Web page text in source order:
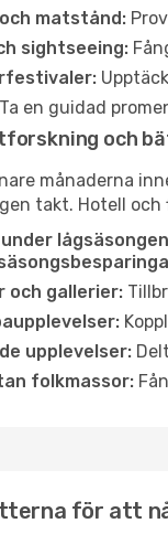
matstånd:
sightseeing:
Ta en guidad
och
månaderna
takt. Hotell
och gallerier:
upplevelser:
folkmassor:
för att